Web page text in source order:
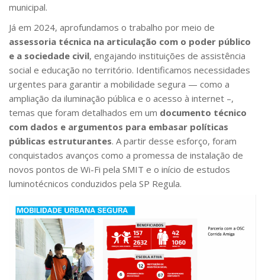
municipal.
Já em 2024, aprofundamos o trabalho por meio de
assessoria técnica na articulação com o poder público
e a sociedade civil, engajando instituições de assistência
social e educação no território. Identificamos necessidades
urgentes para garantir a mobilidade segura — como a
ampliação da iluminação pública e o acesso à internet –,
temas que foram detalhados em um documento técnico
com dados e argumentos para embasar políticas
públicas estruturantes. A partir desse esforço, foram
conquistados avanços como a promessa de instalação de
novos pontos de Wi-Fi pela SMIT e o início de estudos
luminotécnicos conduzidos pela SP Regula.